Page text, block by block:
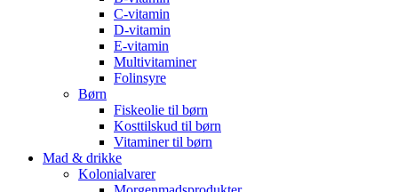
C-vitamin
D-vitamin
E-vitamin
Multivitaminer
Folinsyre
Børn
Fiskeolie til børn
Kosttilskud til børn
Vitaminer til børn
Mad & drikke
Kolonialvarer